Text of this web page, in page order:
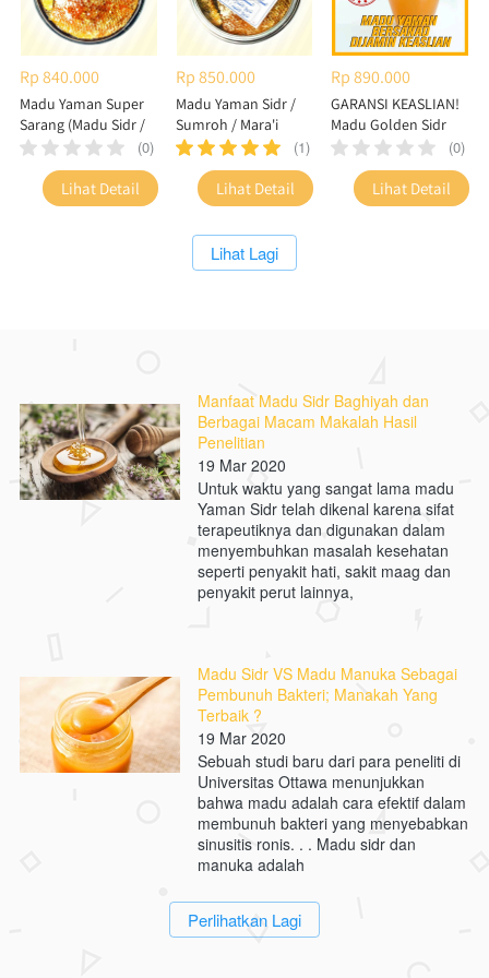
Rp 840.000
Madu Yaman Super
Sarang (Madu Sidr /
Sumroh / Mara'i)
(0)
`Lihat Detail
Rp 850.000
Madu Yaman Sidr /
Sumroh / Mara'i
Super Sarang
(1)
`
Lihat Detail
Rp 890.000
GARANSI KEASLIAN!
Madu Golden Sidr
Super Premium
Fakhir Malaki
(0)
`Lihat Detail
`Lihat Lagi
Manfaat Madu Sidr Baghiyah dan
Berbagai Macam Makalah Hasil
Penelitian
19 Mar 2020
Untuk waktu yang sangat lama madu
Yaman Sidr telah dikenal karena sifat
terapeutiknya dan digunakan dalam
menyembuhkan masalah kesehatan
seperti penyakit hati, sakit maag dan
penyakit perut lainnya,
Madu Sidr VS Madu Manuka Sebagai
Pembunuh Bakteri; Manakah Yang
Terbaik ?
19 Mar 2020
Sebuah studi baru dari para peneliti di
Universitas Ottawa menunjukkan
bahwa madu adalah cara efektif dalam
membunuh bakteri yang menyebabkan
sinusitis ronis. . . Madu sidr dan
manuka adalah
`Perlihatkan Lagi